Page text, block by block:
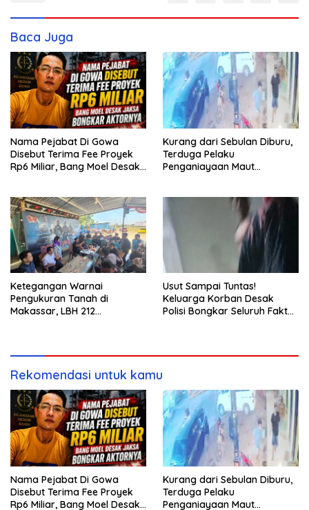
Baca Juga
Nama Pejabat Di Gowa
Disebut Terima Fee Proyek
Rp6 Miliar, Bang Moel Desak
Kurang dari Sebulan Diburu,
Terduga Pelaku
Penganiayaan Maut
Ketegangan Warnai
Pengukuran Tanah di
Makassar, LBH 212
Usut Sampai Tuntas!
Keluarga Korban Desak
Polisi Bongkar Seluruh Fakta
Rekomendasi untuk kamu
Nama Pejabat Di Gowa
Disebut Terima Fee Proyek
Rp6 Miliar, Bang Moel Desak
Kurang dari Sebulan Diburu,
Terduga Pelaku
Penganiayaan Maut